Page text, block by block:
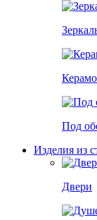
Под
Изделия из
Двери